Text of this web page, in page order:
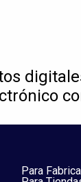
Para